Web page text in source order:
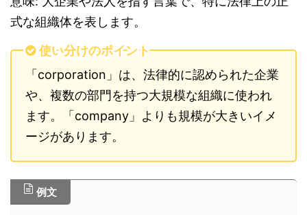
式な組織体を表します。
使い分けのポイント
「corporation」は、法律的に認められた企業
や、複数の部門を持つ大規模な組織に使われ
ます。「company」よりも規模が大きいイメ
ージがあります。
例文